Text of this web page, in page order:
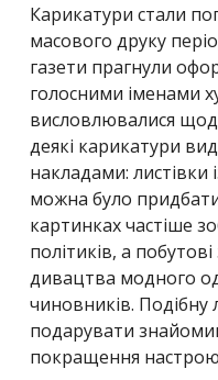
Карикатури стали
масового друку
газети прагнули
голосними іменами
висловлювалися
деякі карикатури
накладами:
можна було
картинках частіше
політиків, а
дивацтва модного
чиновників. Подібну
подарувати
покращення